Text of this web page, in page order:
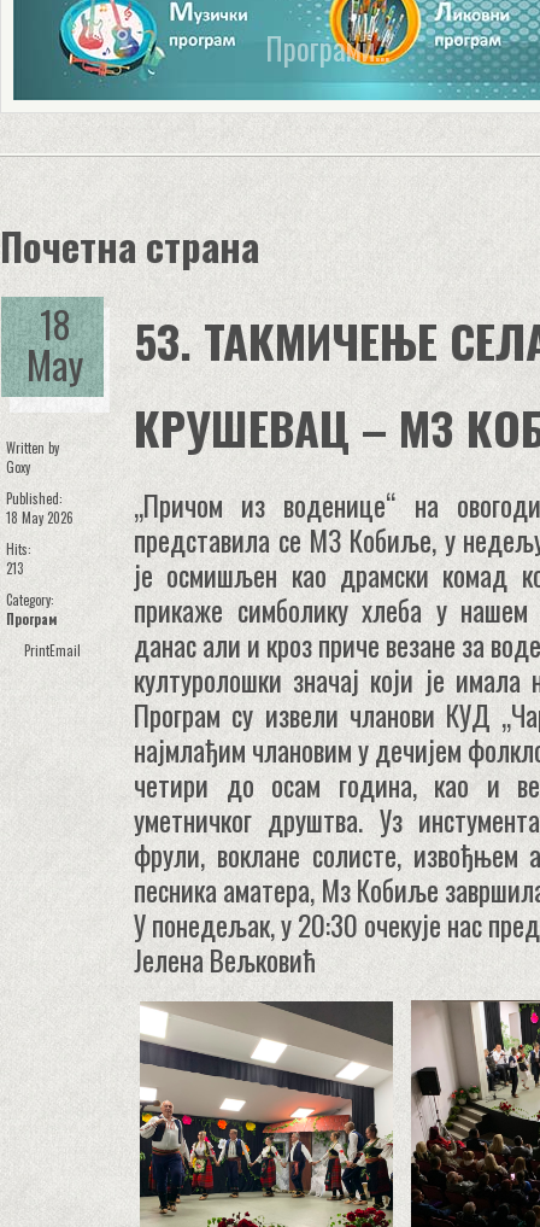
Секције и шкoлe...
Почетна страна
18
May
Written by
Goxy
Published:
18 May 2026
Hits:
213
Category:
Програм
PrintEmail
53. ТАКМИЧЕЊЕ
КРУШЕВАЦ – МЗ
„Причом из воденице“ на
представила се МЗ Кобиље, у
је осмишљен као драмски комад
прикаже симболику хлеба у
данас али и кроз приче везане за
културолошки значај који је
Програм су извели чланови КУД
најмлађим члановим у дечијем
четири до осам година, као и
уметничког друштва. Уз
фрули, воклане солисте, извођњем
песника аматера, Мз Кобиље
У понедељак, у 20:30 очекује нас
Јелена Вељковић